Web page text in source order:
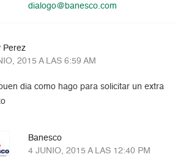
dialogo@banesco.com
Perez
2015 A LAS 6:59 AM
dia como hago para solicitar un extra
Banesco
4 JUNIO, 2015 A LAS 12:40 PM